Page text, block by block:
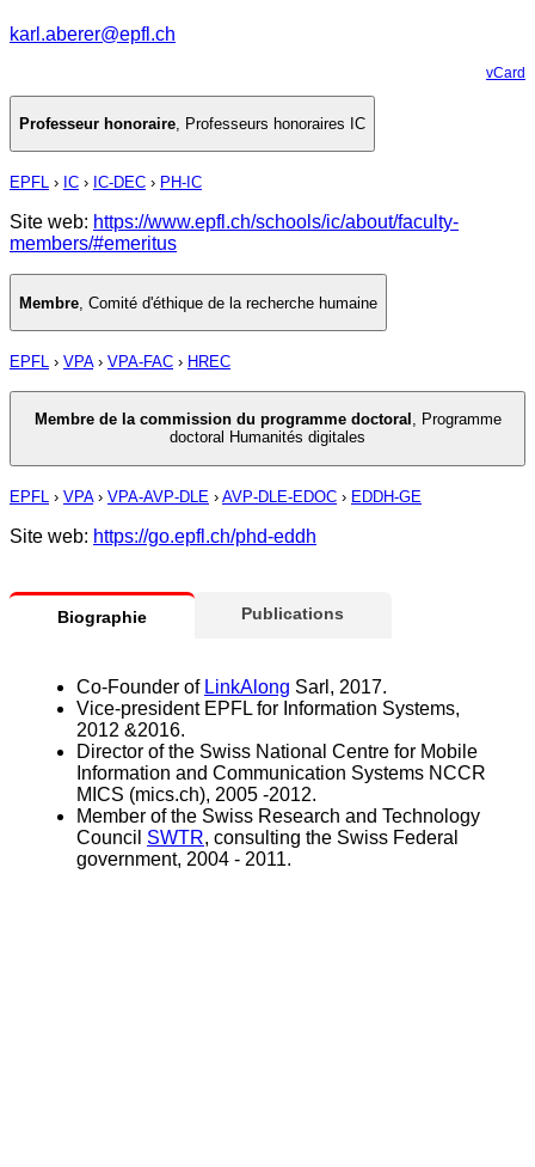
karl.aberer@epfl.ch
vCard
Professeur honoraire, Professeurs honoraires IC
EPFL › IC › IC-DEC › PH-IC
Site web: https://www.epfl.ch/schools/ic/about/faculty-
members/#emeritus
Membre Comité d'éthique de la recherche humaine
EPFL › VPA› VPA-FAC › HREC
Membre de la commission du programme doctoral , Programme
doctoral Humanités digitales
EPFL › VPA› VPA-AVP-DLE › AVP-DLE-EDOC › EDDH-GE
Site web: https://go.epfl.ch/phd-eddh
Biographie Publications
Co-Founder of LinkAlong Sarl, 2017.
Vice-president EPFL for Information Systems,
2012 &2016.
Director of the Swiss National Centre for Mobile
Information and Communication Systems NCCR
MICS (mics.ch), 2005 -2012.
Member of the Swiss Research and Technology
Council SWTR, consulting the Swiss Federal
government, 2004 - 2011.